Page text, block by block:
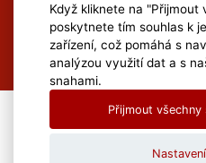
All Rights Reserved Muzeum
Když kliknete na "Přijmout
poskytnete tím souhlas k
zařízení, což pomáhá s
analýzou využití dat a s
snahami.
Přijmout